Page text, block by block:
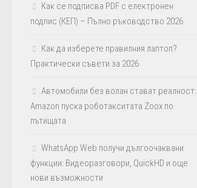
Как се подписва PDF с електронен
подпис (КЕП) – Пълно ръководство 2026
Как да изберете правилния лаптоп?
Практически съвети за 2026
Автомобили без волан стават реалност:
Amazon пуска роботакситата Zoox по
пътищата
WhatsApp Web получи дългоочаквани
функции: Видеоразговори, QuickHD и още
нови възможности